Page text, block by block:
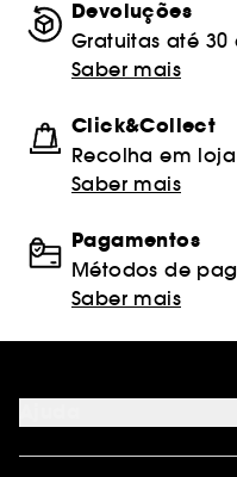
Devoluções
Gratuitas até 30
Saber mais
Click&Collect
Recolha em
Saber mais
Pagamentos
Métodos de
Saber mais
FAQ